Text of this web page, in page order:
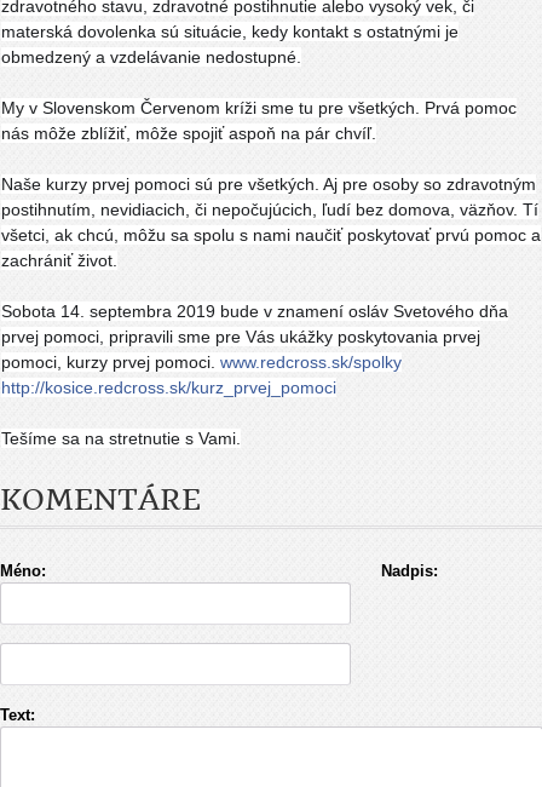
zdravotného stavu, zdravotné postihnutie alebo vysoký vek, či
materská dovolenka sú situácie, kedy kontakt s ostatnými je
obmedzený a vzdelávanie nedostupné.
My v Slovenskom Červenom kríži sme tu pre všetkých. Prvá pomoc
nás môže zblížiť, môže spojiť aspoň na pár chvíľ.
Naše kurzy prvej pomoci sú pre všetkých. Aj pre osoby so zdravotným
postihnutím, nevidiacich, či nepočujúcich, ľudí bez domova, väzňov. Tí
všetci, ak chcú, môžu sa spolu s nami naučiť poskytovať prvú pomoc a
zachrániť život.
Sobota 14. septembra 2019 bude v znamení osláv Svetového dňa
prvej pomoci, pripravili sme pre Vás ukážky poskytovania prvej
pomoci, kurzy prvej pomoci. www.redcross.sk/spolky
http://kosice.redcross.sk/kurz_prvej_pomoci
Tešíme sa na stretnutie s Vami.
KOMENTÁRE
Méno: Nadpis:
Text: